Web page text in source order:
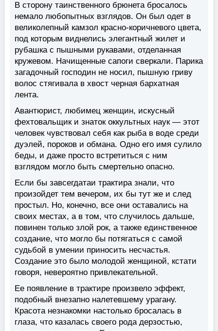
В сторону таинственного брюнета бросалось
немало любопытных взглядов. Он был одет в
великолепный камзол красно-коричневого цвета,
под которым виднелись элегантный жилет и
рубашка с пышными рукавами, отделанная
кружевом. Начищенные сапоги сверкали. Парика
загадочный господин не носил, пышную гриву
волос стягивала в хвост черная бархатная
лента.
Авантюрист, любимец женщин, искусный
фехтовальщик и знаток оккультных наук — этот
человек чувствовал себя как рыба в воде среди
дуэлей, пороков и обмана. Одно его имя сулило
беды, и даже просто встретиться с ним
взглядом могло быть смертельно опасно.
Если бы завсегдатаи трактира знали, что
произойдет тем вечером, их бы тут же и след
простыл. Но, конечно, все они оставались на
своих местах, а в том, что случилось дальше,
повинен только злой рок, а также единственное
создание, что могло бы потягаться с самой
судьбой в умении приносить несчастья.
Создание это было молодой женщиной, кстати
говоря, невероятно привлекательной.
Ее появление в трактире произвело эффект,
подобный внезапно налетевшему урагану.
Красота незнакомки настолько бросалась в
глаза, что казалась своего рода дерзостью,